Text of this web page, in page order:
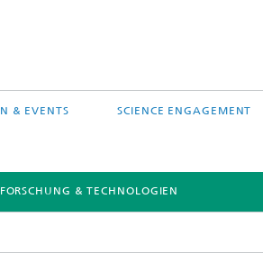
& EVENTS SCIENCE ENGAGEMENT
FORSCHUNG & TECHNOLOGIEN